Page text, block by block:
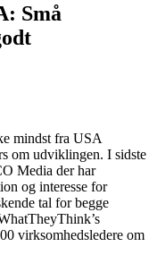
Små
mindst fra USA
om udviklingen. I sidste
Media der har
og interesse for
tal for begge
virksomhedsledere om